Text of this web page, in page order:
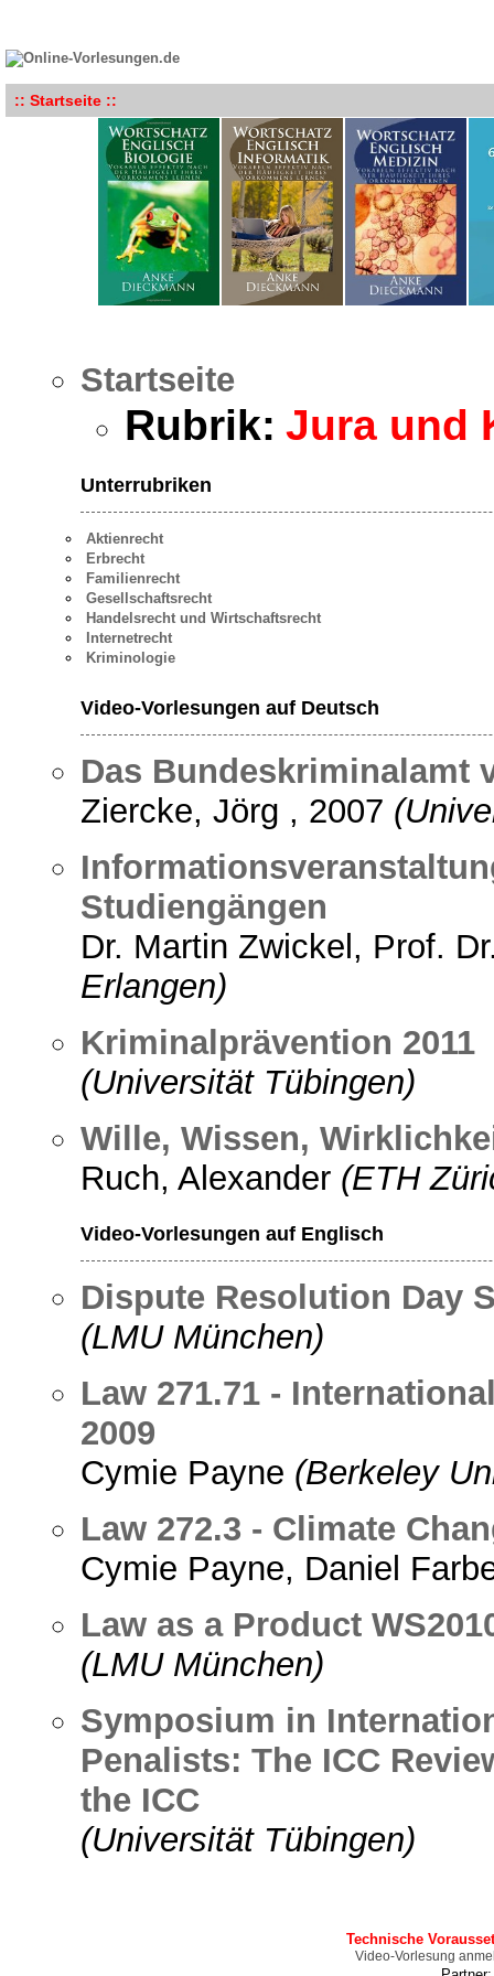
:: Startseite ::
Startseite
Rubrik: Jura und
Unterrubriken
Aktienrecht
Erbrecht
Familienrecht
Gesellschaftsrecht
Handelsrecht und Wirtschaftsrecht
Internetrecht
Kriminologie
Video-Vorlesungen auf Deutsch
Das Bundeskriminalamt
Ziercke, Jörg , 2007
Studiengängen
Dr. Martin Zwickel, Prof.
Erlangen)
Kriminalprävention 2011
(Universität Tübingen)
Wille, Wissen,
Ruch, Alexander (ETH
Video-Vorlesungen auf Englisch
Dispute Resolution Day
(LMU München)
Law 271.71 -
2009
Cymie Payne (Berkeley
Law 272.3 - Climate
Cymie Payne, Daniel
Law as a Product
(LMU München)
Symposium in
Penalists: The ICC
the ICC
(Universität Tübingen)
Technische
Video-Vorlesung